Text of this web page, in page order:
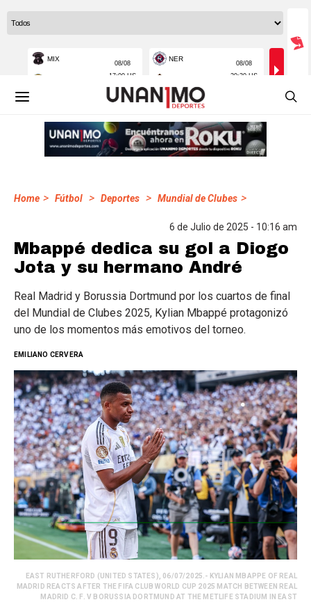
Home > Fútbol > Deportes > Mundial de Clubes >
6 de Julio de 2025 - 10:16 am
Mbappé dedica su gol a Diogo
Jota y su hermano André
Real Madrid y Borussia Dortmund por los cuartos de final
del Mundial de Clubes 2025, Kylian Mbappé protagonizó
uno de los momentos más emotivos del torneo.
EMILIANO CERVERA
EAST RUTHERFORD (UNITED STATES), 06/07/2025.- KYLIAN MBAPPE OF REAL
MADRID REACTS AFTER THE FIFA CLUB WORLD CUP 2025 MATCH BETWEEN REAL
MADRID C. F. V BORUSSIA DORTMUND AT THE METLIFE STADIUM IN EAST